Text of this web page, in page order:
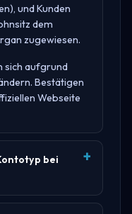
, und Kunden
dem
zugewiesen.
sich aufgrund
Bestätigen
Webseite
bei